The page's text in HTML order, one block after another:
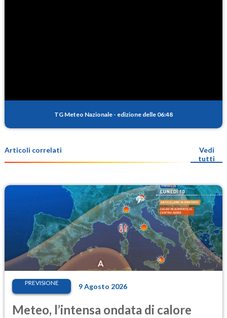
TG Meteo Nazionale - edizione delle 06:48
Articoli correlati
Vedi
tutti
PREVISIONE 9 Agosto 2026
Meteo, l’intensa ondata di calore